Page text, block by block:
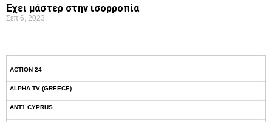
Έχει μάστερ στην ισορροπία
Σεπ 6, 2023
ACTION 24
ALPHA TV (GREECE)
ANT1 CYPRUS